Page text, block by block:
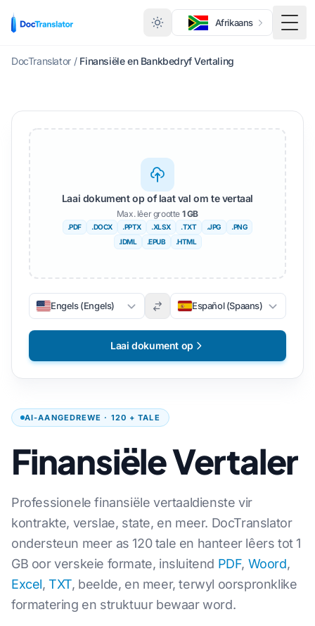
Afrikaans
DocTranslator / Finansiële en Bankbedryf Vertaling
AI-AANGEDREWE · 120 + TALE
Finansiële Vertaler
Professionele finansiële vertaaldienste vir
kontrakte, verslae, state, en meer. DocTranslator
ondersteun meer as 120 tale en hanteer lêers tot 1
GB oor verskeie formate, insluitend PDF, Woord,
Excel,TXT, beelde, en meer, terwyl oorspronklike
formatering en struktuur bewaar word.
Laai dokument op of laat val om te vertaal
Max. lêer grootte 1 GB
.PDF .DOCX .PPTX .XLSX .TXT .JPG
.PNG
.IDML
.EPUB .HTML
Engels (Engels) Español (Spaans)
Laai dokument op